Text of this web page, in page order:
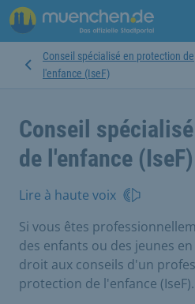
Conseil spécialisé en protection de
l'enfance (IseF)
Conseil
de l'enfance (IseF)
Lire à haute voix
Si vous êtes
des enfants ou des jeunes
droit aux conseils d'un
protection de l'enfance (IseF).